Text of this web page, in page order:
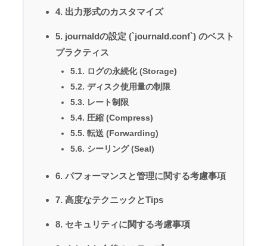
4. 出力形式のカスタマイズ
5. journaldの設定 (`journald.conf`) のベスト
プラクティス
5.1. ログの永続化 (Storage)
5.2. ディスク使用量の制限
5.3. レート制限
5.4. 圧縮 (Compress)
5.5. 転送 (Forwarding)
5.6. シーリング (Seal)
6. パフォーマンスと管理に関する考慮事項
7. 高度なテクニックとTips
8. セキュリティに関する考慮事項